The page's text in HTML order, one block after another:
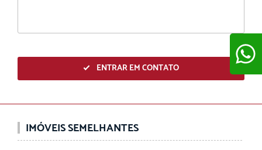
ENTRAR EM CONTATO
IMÓVEIS SEMELHANTES